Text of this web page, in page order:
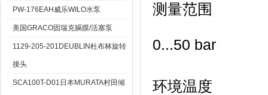
PW-176EAH威乐WILO水泵
美国GRACO固瑞克膈膜/活塞泵
1129-205-201DEUBLIN杜布林旋转
接头
SCA100T-D01日本MURATA村田倾
测量范围
0...50 bar
环境温度